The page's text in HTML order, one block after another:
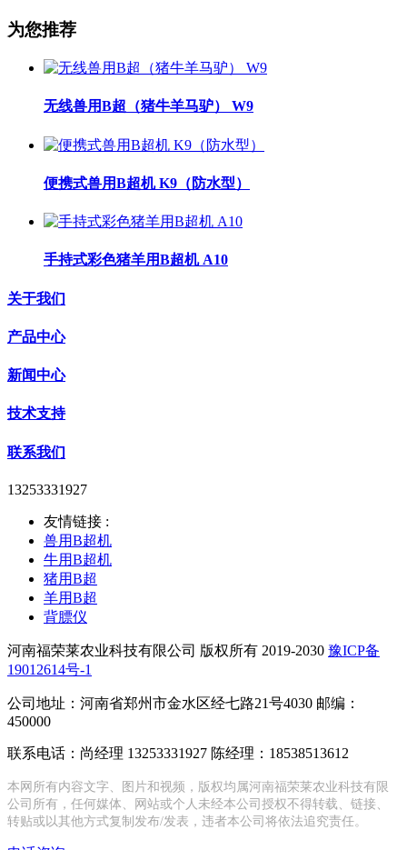
为您推荐
无线兽用B超（猪牛羊马驴） W9
便携式兽用B超机 K9（防水型）
手持式彩色猪羊用B超机 A10
关于我们
产品中心
新闻中心
技术支持
联系我们
13253331927
友情链接 :
兽用B超机
牛用B超机
猪用B超
羊用B超
背膘仪
河南福荣莱农业科技有限公司 版权所有 2019-2030 豫ICP备
19012614号-1
公司地址：河南省郑州市金水区经七路21号4030 邮编：
450000
联系电话：尚经理 13253331927 陈经理：18538513612
本网所有内容文字、图片和视频，版权均属河南福荣莱农业科技有限
公司所有，任何媒体、网站或个人未经本公司授权不得转载、链接、
转贴或以其他方式复制发布/发表，违者本公司将依法追究责任。